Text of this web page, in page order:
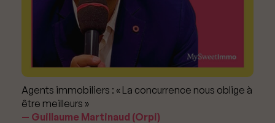
Agents immobiliers : « La concurrence nous oblige à
être meilleurs »
Guillaume Martinaud (Orpi)